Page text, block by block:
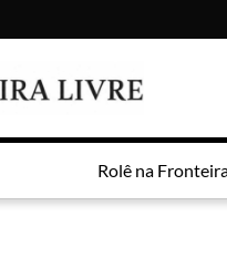
Rolê na